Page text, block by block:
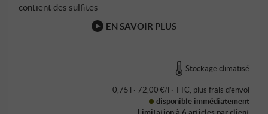
contient des sulfites
EN SAVOIR PLUS
Stockage climatisé
0,75 l · 72,00 €/l · TTC, plus frais d’envoi
disponible immédiatement